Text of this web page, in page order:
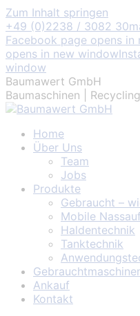
Zum Inhalt springen
+49 (0)2238 / 3082 30
Facebook page opens in
opens in new window
window
Baumawert GmbH
Baumaschinen |
Home
Über Uns
Team
Jobs
Produkte
Gebraucht –
Mobile
Haldentechnik
Tanktechnik
Ankauf
Kontakt